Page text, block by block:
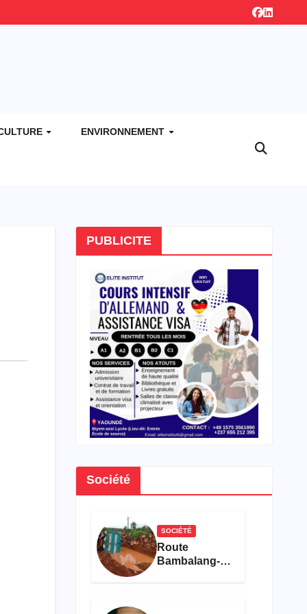
ENVIRONNEMENT
PUBLICITE
Société
SOCIÉTÉ
Route
Bambalang-